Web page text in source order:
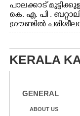
പാലക്കാട്
കെ. എ. പി .
ഗ്രൗണ്ടിൽ
KERALA
GENERAL
ABOUT US